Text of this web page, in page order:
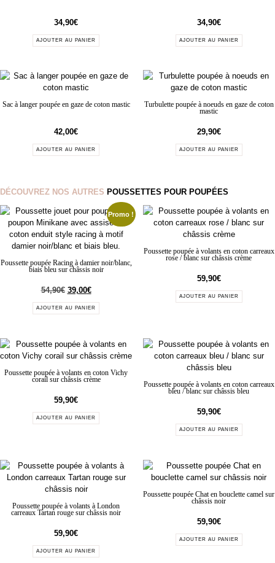
34,90€
AJOUTER AU PANIER
34,90€
AJOUTER AU PANIER
Sac à langer poupée en gaze de coton mastic
42,00€
AJOUTER AU PANIER
Turbulette poupée à noeuds en gaze de coton
mastic
29,90€
AJOUTER AU PANIER
DÉCOUVREZ NOS AUTRES POUSSETTES POUR POUPÉES
Promo !
Poussette poupée Racing à damier noir/blanc,
biais bleu sur châssis noir
54,90€ 39,00€
AJOUTER AU PANIER
Poussette poupée à volants en coton carreaux
rose / blanc sur châssis crème
59,90€
AJOUTER AU PANIER
Poussette poupée à volants en coton Vichy
corail sur châssis crème
59,90€
AJOUTER AU PANIER
Poussette poupée à volants en coton carreaux
bleu / blanc sur châssis bleu
59,90€
AJOUTER AU PANIER
Poussette poupée à volants à London
carreaux Tartan rouge sur châssis noir
59,90€
AJOUTER AU PANIER
Poussette poupée Chat en bouclette camel sur
châssis noir
59,90€
AJOUTER AU PANIER